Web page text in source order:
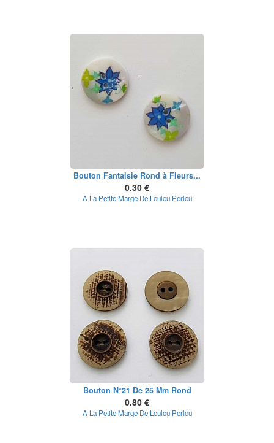
Bouton Fantaisie Rond à Fleurs...
0.30 €
A La Petite Marge De Loulou Perlou
Bouton N°21 De 25 Mm Rond
0.80 €
A La Petite Marge De Loulou Perlou